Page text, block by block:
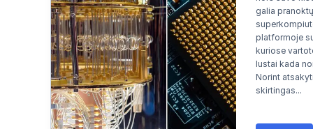
Paieška 2026/07/01 13:38
Paieška 2026/06/28 22:24
Paieška 2026/06/28 12:03
galia
platformoje
kuriose
lustai kada
Norint
skirtingas...